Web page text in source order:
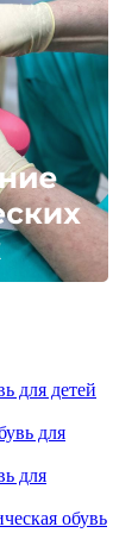
для детей
для